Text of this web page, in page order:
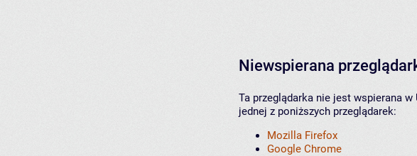
Niewspierana
Ta przeglądarka nie jest wspierana
jednej z poniższych przeglądarek:
Mozilla Firefox
Google Chrome